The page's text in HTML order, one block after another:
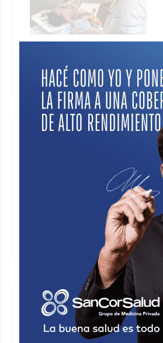
Rotary Club
en los niños
ROTARY CLUB SUNCHALES Sociedad El
¿Con qué versión de
gustaría encontrarte
FUNDACIÓN LOGOSÓFICA Sociedad